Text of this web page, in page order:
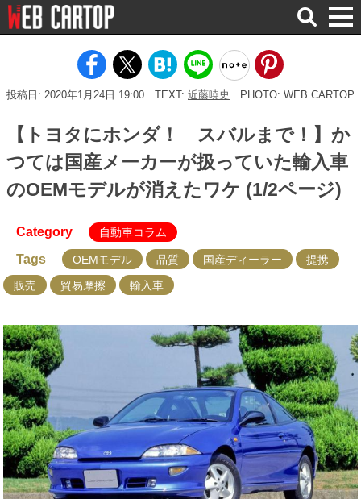
検
索
投稿日: 2020年1月24日 19:00 TEXT: 近藤暁史 PHOTO: WEB CARTOP
【トヨタにホンダ！ スバルまで！】か
つては国産メーカーが扱っていた輸入車
のOEMモデルが消えたワケ (1/2ページ)
Category 自動車コラム
Tags OEMモデル 品質 国産ディーラー
提携
販売
貿易摩擦 輸入車